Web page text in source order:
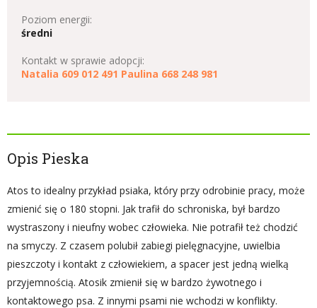
Poziom energii:
średni
Kontakt w sprawie adopcji:
Natalia 609 012 491 Paulina 668 248 981
Opis Pieska
Atos to idealny przykład psiaka, który przy odrobinie pracy, może
zmienić się o 180 stopni. Jak trafił do schroniska, był bardzo
wystraszony i nieufny wobec człowieka. Nie potrafił też chodzić
na smyczy. Z czasem polubił zabiegi pielęgnacyjne, uwielbia
pieszczoty i kontakt z człowiekiem, a spacer jest jedną wielką
przyjemnością. Atosik zmienił się w bardzo żywotnego i
kontaktowego psa. Z innymi psami nie wchodzi w konflikty.